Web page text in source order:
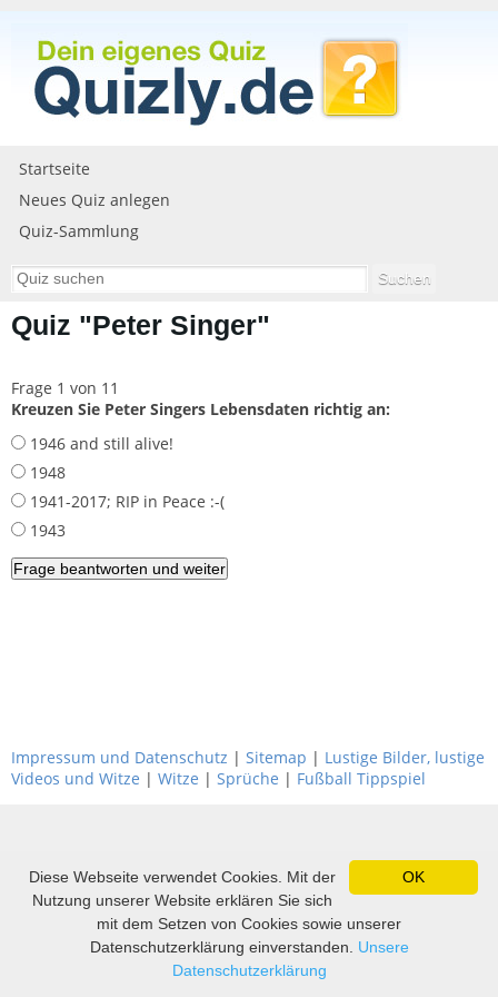
Startseite
Neues Quiz anlegen
Quiz-Sammlung
Quiz "Peter Singer"
Frage 1 von 11
Kreuzen Sie Peter Singers Lebensdaten richtig an:
1946 and still alive!
1948
1941-2017; RIP in Peace :-(
1943
Impressum und Datenschutz | Sitemap | Lustige Bilder, lustige
Videos und Witze | Witze | Sprüche | Fußball Tippspiel
OK
Diese Webseite verwendet Cookies. Mit der
Nutzung unserer Website erklären Sie sich
mit dem Setzen von Cookies sowie unserer
Datenschutzerklärung einverstanden. Unsere
Datenschutzerklärung